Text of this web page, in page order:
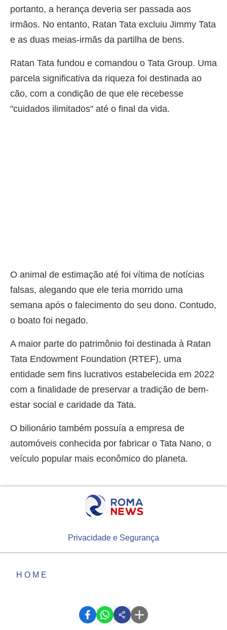
portanto, a herança deveria ser passada aos
irmãos. No entanto, Ratan Tata excluiu Jimmy Tata
e as duas meias-irmãs da partilha de bens.
Ratan Tata fundou e comandou o Tata Group. Uma
parcela significativa da riqueza foi destinada ao
cão, com a condição de que ele recebesse
"cuidados ilimitados" até o final da vida.
O animal de estimação até foi vítima de notícias
falsas, alegando que ele teria morrido uma
semana após o falecimento do seu dono. Contudo,
o boato foi negado.
A maior parte do patrimônio foi destinada à Ratan
Tata Endowment Foundation (RTEF), uma
entidade sem fins lucrativos estabelecida em 2022
com a finalidade de preservar a tradição de bem-
estar social e caridade da Tata.
O bilionário também possuía a empresa de
automóveis conhecida por fabricar o Tata Nano, o
veículo popular mais econômico do planeta.
Privacidade e Segurança
HOME